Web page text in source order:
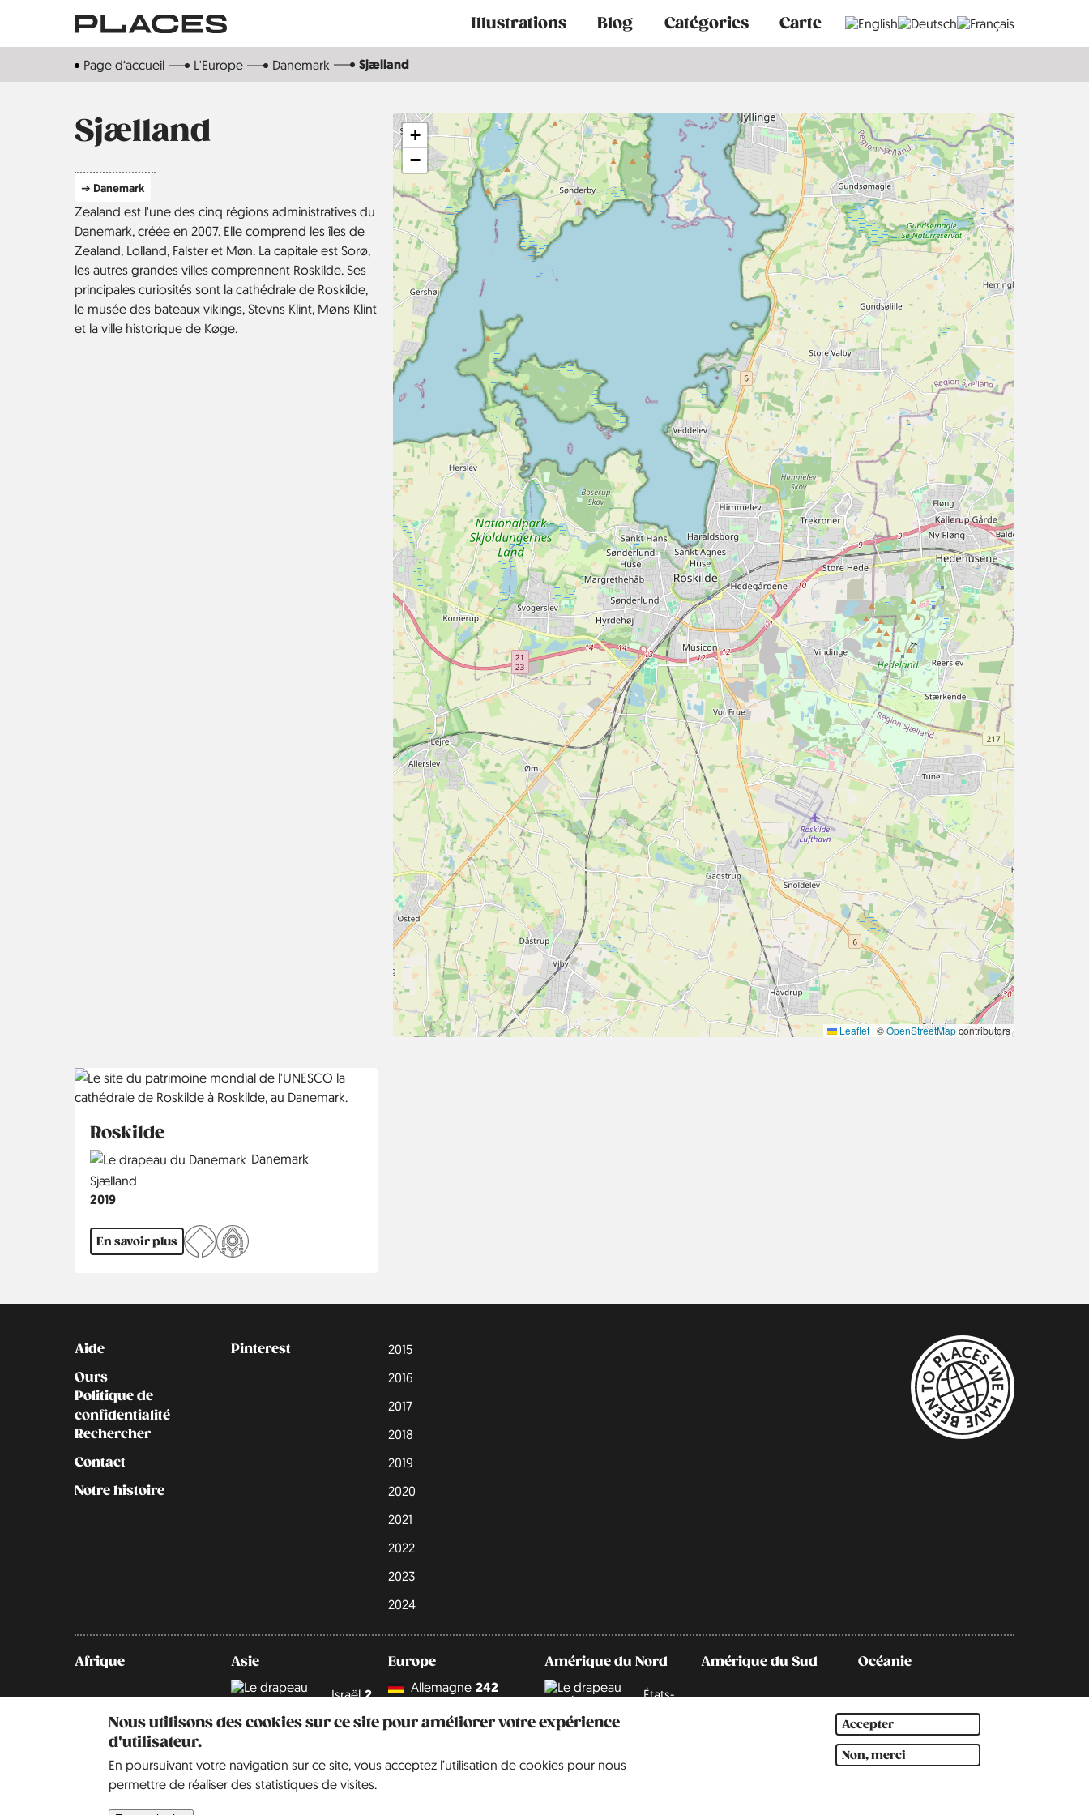
Nous utilisons des cookies sur ce site pour améliorer votre expérience
d'utilisateur.
En poursuivant votre navigation sur ce site, vous acceptez l’utilisation de cookies pour nous
permettre de réaliser des statistiques de visites.
Accepter
Non, merci
contenu
Main
navigation
Illustrations Blog Catégories Carte
Page d‘accueil L'Europe Danemark Sjælland
Sjælland
➔ Danemark
Zealand est l'une des cinq régions administratives du
Danemark, créée en 2007. Elle comprend les îles de
Zealand, Lolland, Falster et Møn. La capitale est Sorø,
les autres grandes villes comprennent Roskilde. Ses
principales curiosités sont la cathédrale de Roskilde,
le musée des bateaux vikings, Stevns Klint, Møns Klint
et la ville historique de Køge.
+
−
Leaflet | ©OpenStreetMapcontributors
Roskilde
Country
Danemark
Région
Sjælland
Année
2019
En savoir plus
Kontakt
Aide
Ours
Politique de
confidentialité
Rechercher
Contact
Notre histoire
Social
Pinterest
2015
2016
2017
2018
2019
2020
2021
2022
2023
2024
Afrique Asie
Israël 2
Europe
Allemagne 242
Angleterre 67
Belgique 5
Amérique du Nord
États- 9
Amérique du Sud Océanie